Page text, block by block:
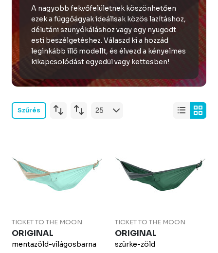
A nagyobb fekvőfelületnek köszönhetően
ezek a függőágyak ideálisak közös lazításhoz,
délutáni szunyókáláshoz vagy egy nyugodt
esti beszélgetéshez. Válaszd ki a hozzád
leginkább illő modellt, és élvezd a kényelmes
kikapcsolódást egyedül vagy kettesben!
Szűrés
TICKET TO THE MOON
ORIGINAL
mentazöld-világosbarna
TICKET TO THE MOON
ORIGINAL
szürke-zöld